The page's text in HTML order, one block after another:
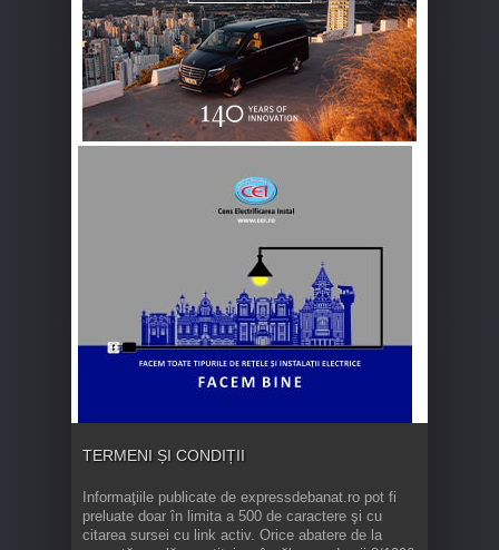
TERMENI ȘI CONDIȚII
Informaţiile publicate de expressdebanat.ro pot fi
preluate doar în limita a 500 de caractere şi cu
citarea sursei cu link activ. Orice abatere de la